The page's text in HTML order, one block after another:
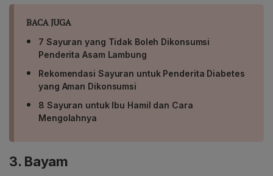
BACA JUGA
7 Sayuran yang Tidak Boleh Dikonsumsi
Penderita Asam Lambung
Rekomendasi Sayuran untuk Penderita Diabetes
yang Aman Dikonsumsi
8 Sayuran untuk Ibu Hamil dan Cara
Mengolahnya
3. Bayam